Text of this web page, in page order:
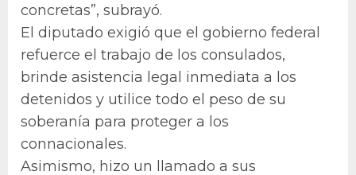
concretas”, subrayó.
El diputado exigió que el gobierno federal
refuerce el trabajo de los consulados,
brinde asistencia legal inmediata a los
detenidos y utilice todo el peso de su
soberanía para proteger a los
connacionales.
Asimismo, hizo un llamado a sus